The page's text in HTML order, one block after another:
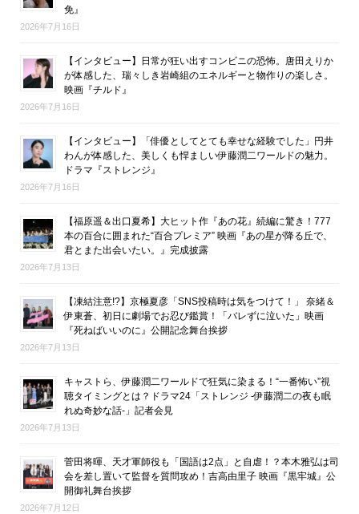
免』
2026年7月16日
【インタビュー】日常が狂い出すコンビニの恐怖。唐田えりか
が体感した、瑞々しき岩崎組のエネルギーと物作りの楽しさ。
映画『チルド』
2026年7月16日
【インタビュー】「俳優としてとても幸せな経験でした」円井
わんが体感した、美しくも悍ましい伊藤潤二ワールドの魅力。
ドラマ『ストレンジ』
2026年7月16日
【福原遥＆出口夏希】大ヒット作『あの花』続編に驚き！777
本の百合に囲まれた“百合プレミア” 映画『あの星が降る丘で、
君とまた出会いたい。』完成披露
2026年7月13日
【凍結注意!?】京極夏彦「SNS投稿時は気をつけて！」 奈緒＆
伊東蒼、初日に劇場でお忍び鑑賞！「バレずに泣いた」映画
『死ねばいいのに』公開記念舞台挨拶
2026年7月13日
キャストら、伊藤潤二ワールドで狂気に染まる！“一番怖い”視
聴タイミングとは？ドラマ24「ストレンジ -伊藤潤二の夜も眠
れぬ奇妙な話-」記者会見
2026年7月13日
菅田将暉、天才軍師役も「国語は2点」と自虐！？本木雅弘は司
会を差し置いて監督を質問攻め！吉高由里子 映画『黒牢城』公
開御礼舞台挨拶
2026年7月12日